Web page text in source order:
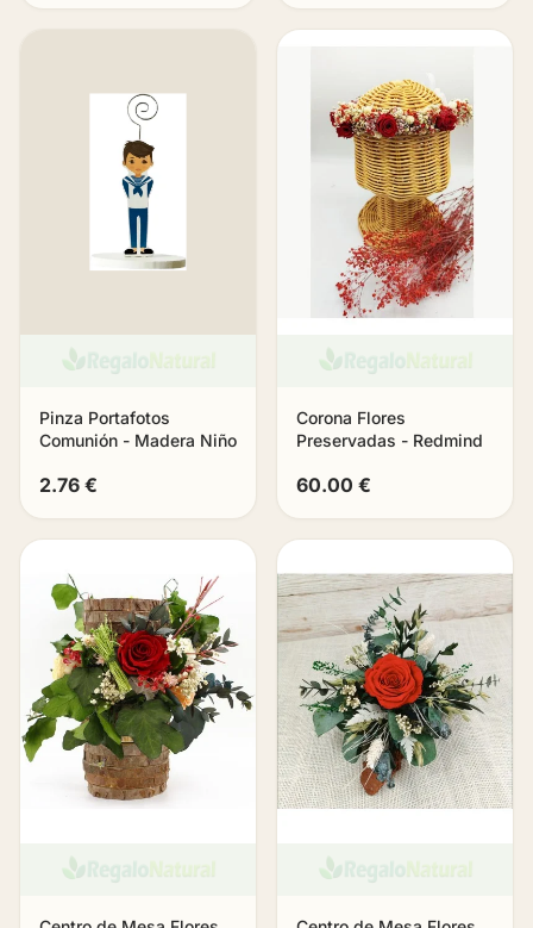
Pinza Portafotos
Comunión - Madera Niño
2.76 €
Corona Flores
Preservadas - Redmind
60.00 €